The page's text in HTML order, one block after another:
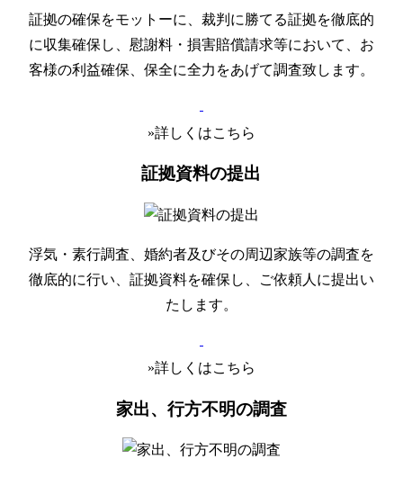
証拠の確保をモットーに、裁判に勝てる証拠を徹底的
に収集確保し、慰謝料・損害賠償請求等において、お
客様の利益確保、保全に全力をあげて調査致します。
»詳しくはこちら
証拠資料の提出
浮気・素行調査、婚約者及びその周辺家族等の調査を
徹底的に行い、証拠資料を確保し、ご依頼人に提出い
たします。
»詳しくはこちら
家出、行方不明の調査